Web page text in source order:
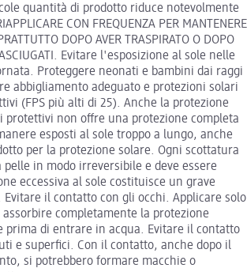
quantità di prodotto riduce notevolmente
CON FREQUENZA PER MANTENERE
DOPO AVER TRASPIRATO O DOPO
ASCIUGATI. Evitare l'esposizione al sole nelle
Proteggere neonati e bambini dai raggi
abbigliamento adeguato e protezioni solari
(FPS più alti di 25). Anche la protezione
protettivi non oﬀre una protezione completa
esposti al sole troppo a lungo, anche
per la protezione solare. Ogni scottatura
pelle in modo irreversibile e deve essere
eccessiva al sole costituisce un grave
il contatto con gli occhi. Applicare solo
completamente la protezione
prima di entrare in acqua. Evitare il contatto
e superﬁci. Con il contatto, anche dopo il
si potrebbero formare macchie o